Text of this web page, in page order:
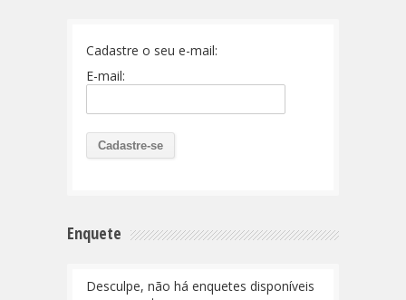
Cadastre o seu e-mail:
E-mail:
Enquete
Desculpe, não há enquetes disponíveis